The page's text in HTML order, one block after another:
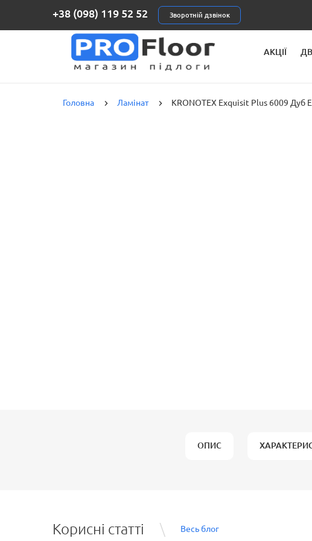
+38 (098) 119 52 52 Зворотній дзвінок
АКЦІЇ
Головна Ламінат KRONOTEX Exquisit Plus 6009 Дуб
ОПИС
Корисні статті Весь блог